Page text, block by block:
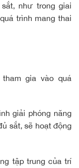
như trong giai
trình mang thai
gia vào quá
giải phóng năng
sắt, sẽ hoạt động
tập trung của trí